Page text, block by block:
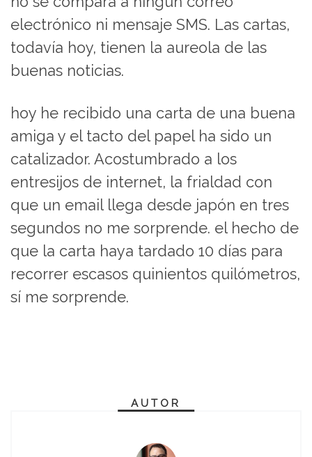
electrónico ni mensaje SMS. Las cartas,
todavía hoy, tienen la aureola de las
buenas noticias.
hoy he recibido una carta de una buena
amiga y el tacto del papel ha sido un
catalizador. Acostumbrado a los
entresijos de internet, la frialdad con
que un email llega desde japón en tres
segundos no me sorprende. el hecho de
que la carta haya tardado 10 días para
recorrer escasos quinientos quilómetros,
sí me sorprende.
AUTOR